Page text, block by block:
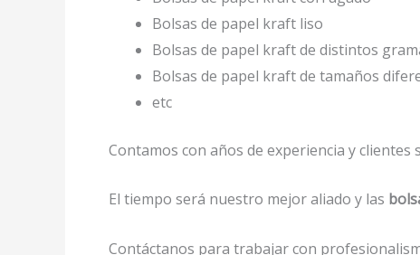
Bolsas de papel kraft liso
Bolsas de papel kraft de distintos
Bolsas de papel kraft de tamaños
etc
Contamos con años de experiencia y clientes
El tiempo será nuestro mejor aliado y las
Contáctanos para trabajar con